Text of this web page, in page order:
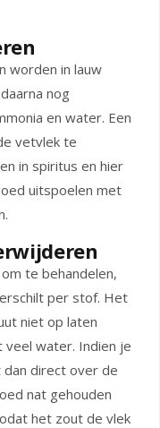
worden in lauw
nog
en water. Een
vetvlek te
in spiritus en hier
uitspoelen met
te behandelen,
per stof. Het
niet op laten
veel water. Indien je
direct over de
nat gehouden
het zout de vlek